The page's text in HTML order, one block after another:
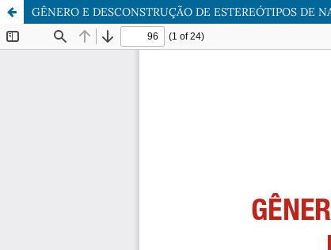
GÊNERO E DESCONSTRUÇÃO DE ESTEREÓTIPOS DE